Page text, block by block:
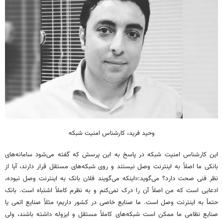
وحید فرید، کارشناس امنیت شبکه
این کارشناس امنیت شبکه در پاسخ به این پرسش که گفته می‌شود سامانه‌های
بانکی ما اصلاً به اینترنت وصل نیستند و روی شبکه‌های مستقل قرار دارند، آیا از
نظر فنی صحت دارد؟ می‌گوید:«اینکه می‌گویند فلان بانک به اینترنت وصل نبوده،
ادعایی است که من اصلاً آن را درک نمی‌کنم و به نظرم کاملاً اشتباه است. بانک
حتماً به اینترنت وصل است. ما صنایع خاصی در کشور داریم؛ مثلاً صنایع اتمی یا
صنایع نظامی ما ممکن است شبکه‌های کاملاً مستقل و ایزوله داشته باشند، ولی